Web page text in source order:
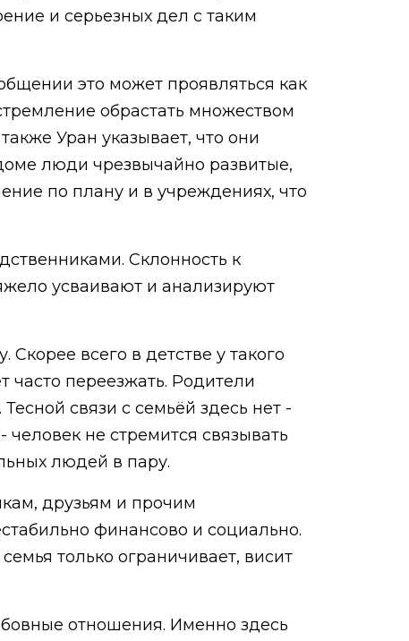
и серьезных дел с таким
это может проявляться как
обрастать множеством
Уран указывает, что они
люди чрезвычайно развитые,
по плану и в учреждениях, что
Склонность к
усваивают и анализируют
всего в детстве у такого
часто переезжать. Родители
связи с семьёй здесь нет -
не стремится связывать
людей в пару.
друзьям и прочим
финансово и социально.
только ограничивает, висит
отношения. Именно здесь